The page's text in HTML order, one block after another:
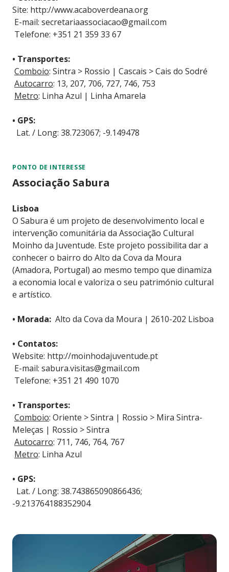
Site: http://www.acaboverdeana.org
E-mail: secretariaassociacao@gmail.com
Telefone: +351 21 359 33 67
• Transportes:
Comboio: Sintra > Rossio | Cascais > Cais do Sodré
Autocarro: 13, 207, 706, 727, 746, 753
Metro: Linha Azul | Linha Amarela
• GPS:
Lat. / Long: 38.723067; -9.149478
PONTO DE INTERESSE
Associação Sabura
Lisboa
O Sabura é um projeto de desenvolvimento local e
intervenção comunitária da Associação Cultural
Moinho da Juventude. Este projeto possibilita dar a
conhecer o bairro do Alto da Cova da Moura
(Amadora, Portugal) ao mesmo tempo que dinamiza
a economia local e valoriza o seu património cultural
e artístico.
• Morada: Alto da Cova da Moura | 2610-202 Lisboa
• Contatos:
Website: http://moinhodajuventude.pt
E-mail: sabura.visitas@gmail.com
Telefone: +351 21 490 1070
• Transportes:
Comboio: Oriente > Sintra | Rossio > Mira Sintra-
Meleças | Rossio > Sintra
Autocarro: 711, 746, 764, 767
Metro: Linha Azul
• GPS:
Lat. / Long: 38.743865090866436;
-9.213764188352904